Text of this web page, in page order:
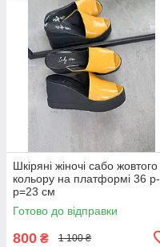
Шкіряні жіночі сабо жовтого
кольору на платформі 36 р-
р=23 см
Готово до відправки
800 ₴ 1 100 ₴